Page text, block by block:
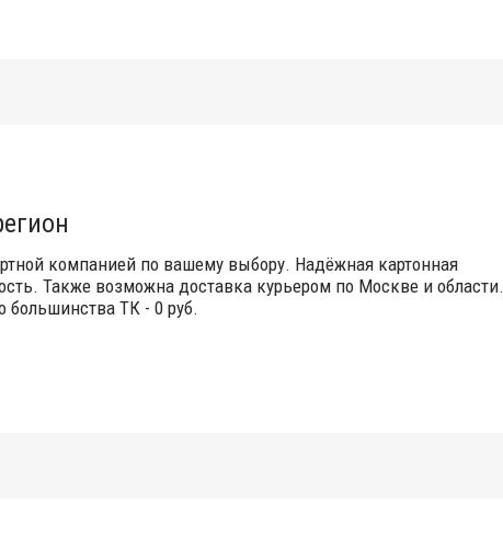
компанией по вашему выбору. Надёжная картонная
Также возможна доставка курьером по Москве и области.
ТК - 0 руб.